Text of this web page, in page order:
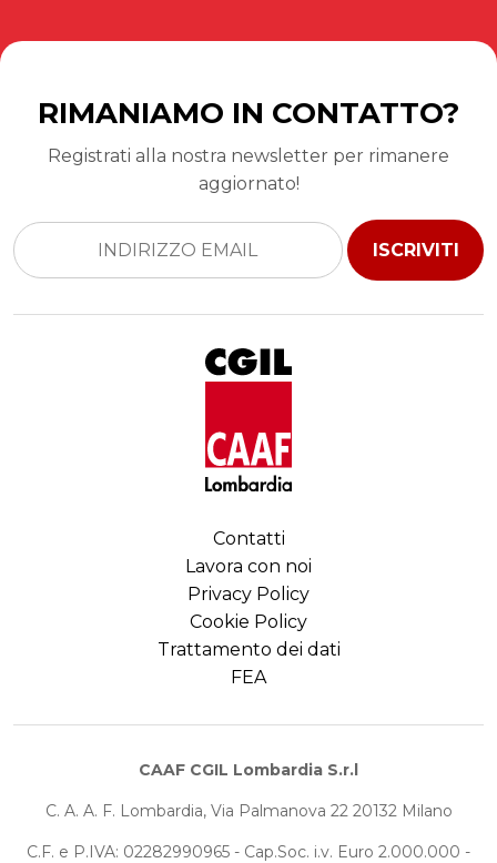
RIMANIAMO IN CONTATTO?
Registrati alla nostra newsletter per rimanere
aggiornato!
ISCRIVITI
Contatti
Lavora con noi
Privacy Policy
Cookie Policy
Trattamento dei dati
FEA
CAAF CGIL Lombardia S.r.l
C. A. A. F. Lombardia, Via Palmanova 22 20132 Milano
C.F. e P.IVA: 02282990965 - Cap.Soc. i.v. Euro 2.000.000 -